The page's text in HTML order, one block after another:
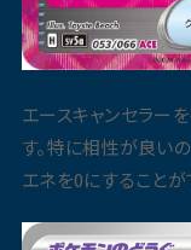
エースキャンセラー
す。特に相性が良い
エネを0にすることが